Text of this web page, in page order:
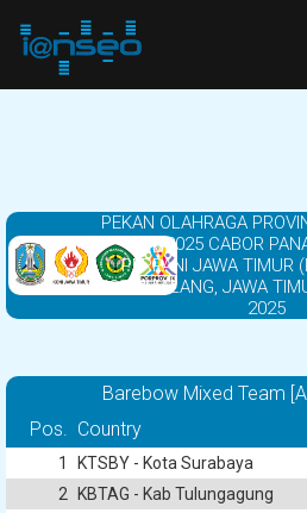
PEKAN OLAHRAGA
IX/2025 CABOR
PERPANI JAWA TIMUR
KOTA MALANG, JAWA
2025
Barebow Mixed Team
Pos. Country
1 KTSBY - Kota Surabaya
2
KBTAG - Kab Tulungagung